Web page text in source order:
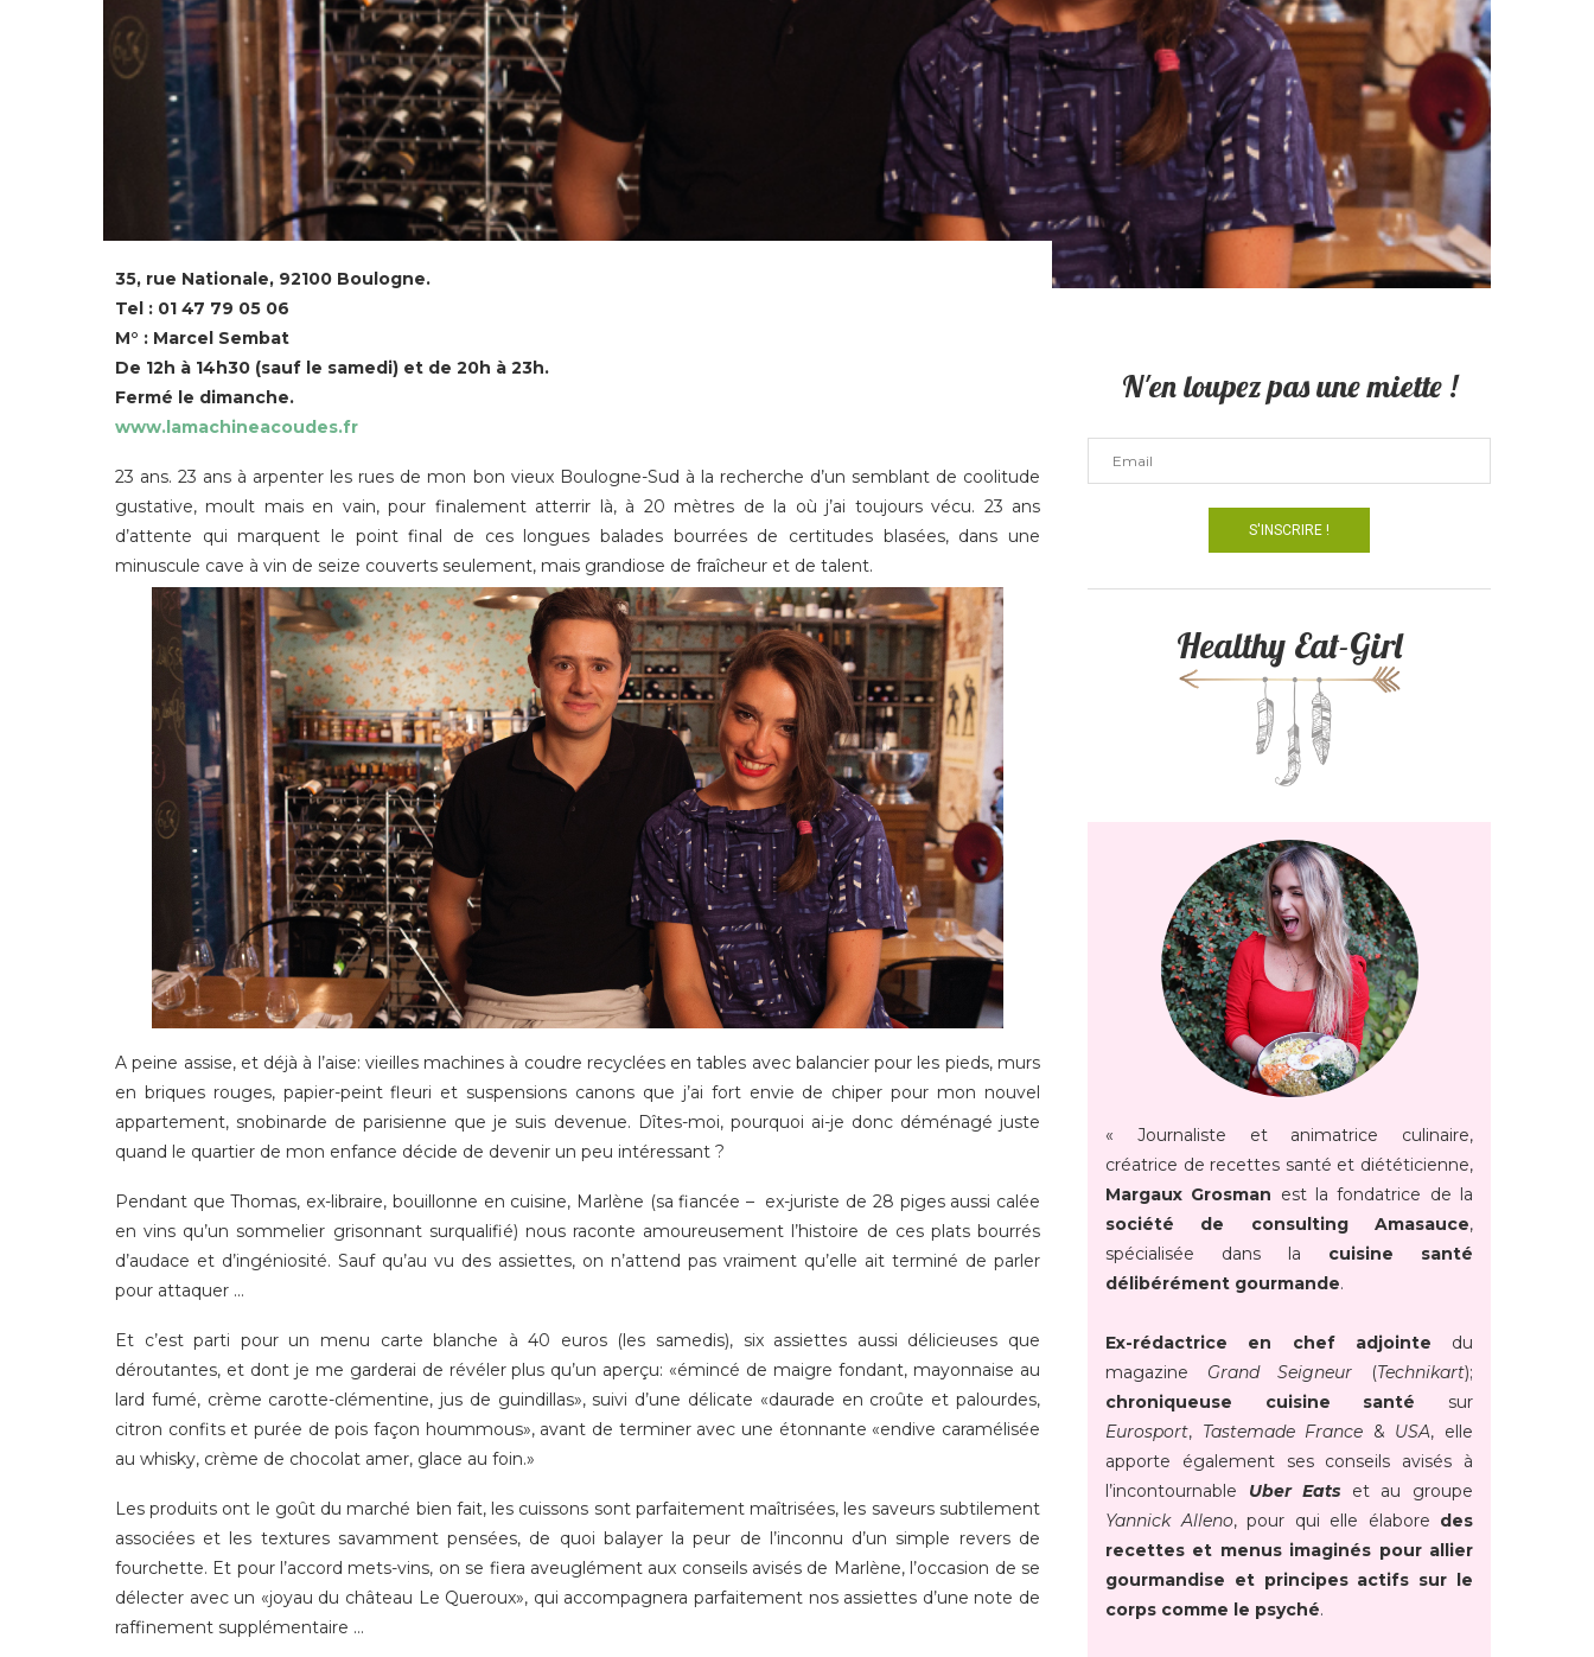
35, rue Nationale, 92100 Boulogne.
Tel : 01 47 79 05 06
M° : Marcel Sembat
De 12h à 14h30 (sauf le samedi) et de 20h à 23h.
Fermé le dimanche.
www.lamachineacoudes.fr
23 ans. 23 ans à arpenter les rues de mon bon vieux Boulogne-Sud à la recherche d’un semblant de coolitude
gustative, moult mais en vain, pour finalement atterrir là, à 20 mètres de la où j’ai toujours vécu. 23 ans
d’attente qui marquent le point final de ces longues balades bourrées de certitudes blasées, dans une
minuscule cave à vin de seize couverts seulement, mais grandiose de fraîcheur et de talent.
A peine assise, et déjà à l’aise: vieilles machines à coudre recyclées en tables avec balancier pour les pieds, murs
en briques rouges, papier-peint fleuri et suspensions canons que j’ai fort envie de chiper pour mon nouvel
appartement, snobinarde de parisienne que je suis devenue. Dîtes-moi, pourquoi ai-je donc déménagé juste
quand le quartier de mon enfance décide de devenir un peu intéressant ?
Pendant que Thomas, ex-libraire, bouillonne en cuisine, Marlène (sa fiancée – ex-juriste de 28 piges aussi calée
en vins qu’un sommelier grisonnant surqualifié) nous raconte amoureusement l’histoire de ces plats bourrés
d’audace et d’ingéniosité. Sauf qu’au vu des assiettes, on n’attend pas vraiment qu’elle ait terminé de parler
pour attaquer …
Et c’est parti pour un menu carte blanche à 40 euros (les samedis), six assiettes aussi délicieuses que
déroutantes, et dont je me garderai de révéler plus qu’un aperçu: «émincé de maigre fondant, mayonnaise au
lard fumé, crème carotte-clémentine, jus de guindillas», suivi d’une délicate «daurade en croûte et palourdes,
citron confits et purée de pois façon hoummous», avant de terminer avec une étonnante «endive caramélisée
au whisky, crème de chocolat amer, glace au foin.»
Les produits ont le goût du marché bien fait, les cuissons sont parfaitement maîtrisées, les saveurs subtilement
associées et les textures savamment pensées, de quoi balayer la peur de l’inconnu d’un simple revers de
fourchette. Et pour l’accord mets-vins, on se fiera aveuglément aux conseils avisés de Marlène, l’occasion de se
délecter avec un «joyau du château Le Queroux», qui accompagnera parfaitement nos assiettes d’une note de
raffinement supplémentaire …
N'en loupez pas une miette !
Healthy Eat-Girl
« Journaliste et animatrice culinaire,
créatrice de recettes santé et diététicienne,
Margaux Grosman est la fondatrice de la
société de consulting Amasauce,
spécialisée dans la cuisine santé
délibérément gourmande.
Ex-rédactrice en chef adjointe du
magazine Grand Seigneur (Technikart);
chroniqueuse cuisine santé sur
Eurosport, Tastemade France & USA, elle
apporte également ses conseils avisés à
l’incontournable Uber Eats et au groupe
Yannick Alleno, pour qui elle élabore des
recettes et menus imaginés pour allier
gourmandise et principes actifs sur le
corps comme le psyché.